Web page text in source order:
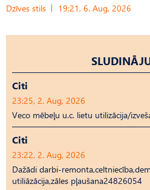
Dzīves stils 19:21, 6. Aug, 2026
Citi
23:25, 2. Aug, 2026
Veco mēbeļu u.c. lietu utilizācija/
Citi
23:22, 2. Aug, 2026
Dažādi darbi-
utiliāzācija,zāles pļaušana24826054